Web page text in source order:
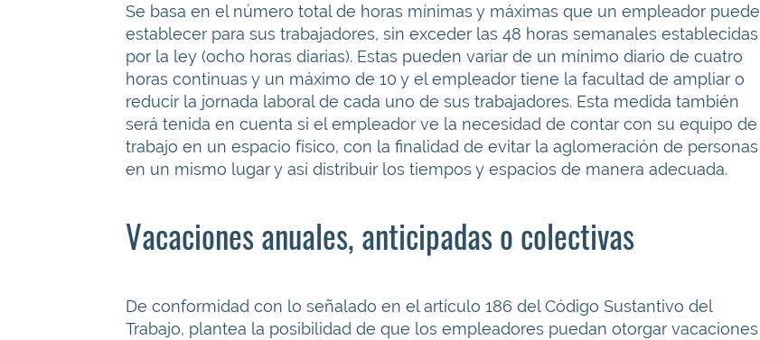
Se basa en el número total de horas mínimas y máximas que un empleador puede
establecer para sus trabajadores, sin exceder las 48 horas semanales establecidas
por la ley (ocho horas diarias). Estas pueden variar de un mínimo diario de cuatro
horas continuas y un máximo de 10 y el empleador tiene la facultad de ampliar o
reducir la jornada laboral de cada uno de sus trabajadores. Esta medida también
será tenida en cuenta si el empleador ve la necesidad de contar con su equipo de
trabajo en un espacio físico, con la finalidad de evitar la aglomeración de personas
en un mismo lugar y así distribuir los tiempos y espacios de manera adecuada.
Vacaciones anuales, anticipadas o colectivas
De conformidad con lo señalado en el artículo 186 del Código Sustantivo del
Trabajo, plantea la posibilidad de que los empleadores puedan otorgar vacaciones